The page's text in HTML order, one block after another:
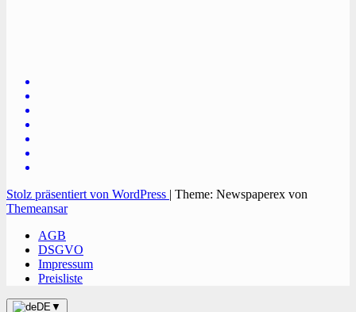
Stolz präsentiert von WordPress | Theme: Newspaperex von
Themeansar
AGB
DSGVO
Impressum
Preisliste
DE▼